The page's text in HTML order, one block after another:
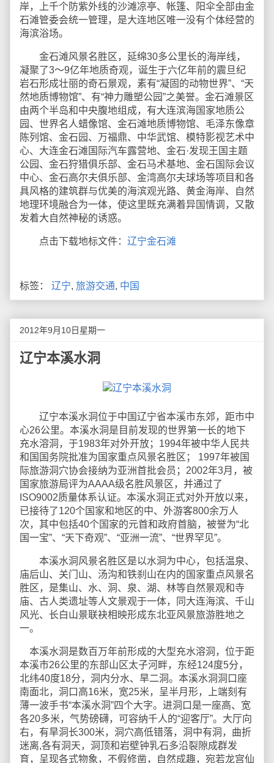
岸，上千个防紫外线的沙滩凉亭、帐篷、阳伞全部由金
石滩管委会统一管理，是大连地区唯一没有个体经营的
海滨浴场。
金石滩风景名胜区，延绵30多公里长的海岸线，
凝聚了3～9亿年地质奇观，诞生于六亿年前的震旦纪
岩石形成壮丽的奇石景观，素有“凝固的动物世界”、“天
然地质博物馆”、有“神力雕塑公园”之美誉。金石滩景区
由两个半岛和中央腹地组成，有大连滨海国家地质公
园、世界名人蜡像馆、金石滩地质博物馆、毛泽东像章
陈列馆、金石园、万福鼎、中华武馆、模特影视艺术中
心、大连金石滩国际汽车露营地、金石·发现王国主题
公园、金石狩猎俱乐部、金石马术基地、金石国际会议
中心、金石高尔夫俱乐部、金湾高尔夫球场等项目和各
具风格的建筑群与优美的海滨观光路、黄金海岸、自然
地理环境融合为一体，使这里既充满着异国情调，又散
发着大自然神秘的诱惑。
点击下载地标文件： 辽宁金石滩
标签： 辽宁, 旅游交通, 中国
2012年9月10日星期一
辽宁本溪水洞
辽宁本溪水洞位于中国辽宁省本溪市东郊，距市中
心26公里。本溪水洞是目前发现的世界第一长的地下
充水溶洞，于1983年对外开放；1994年被中华人民共
和国国务院批准为国家重点风景名胜区； 1997年被国
际旅游洞穴协会接纳为亚洲首批会员；2002年3月，被
国家旅游局评为AAAA级名胜风景区，并通过了
ISO9002质量体系认证。本溪水洞正式对外开放以来，
已接待了120个国家和地区的中、外游客800余万人
次，其中包括40个国家的元首和政府首脑，被誉为“北
国一宝”、“天下奇观”、“亚洲一流”、“世界罕见”。
本溪水洞风景名胜区是以水洞为中心，包括温泉、
庙后山、关门山、汤沟和铁刹山在内的国家重点风景名
胜区，是集山、水、洞、泉、湖、林等自然景观和寺
庙、古人类遗址等人文景观于一体，同大连海滨、千山
风光、长白山景联袂相映形成东北亚风景旅游胜地之
一。
本溪水洞是数百万年前形成的大型充水溶洞，位于距
本溪市26公里的东部山区太子河畔，东经124度5分，
北纬40度18分，洞内分水、旱二洞。本溪水洞洞口座
南面北，洞口高16米，宽25米，呈半月形，上端刻有
薄一波手书“本溪水洞”四个大字。进洞口是一座高、宽
各20多米，气势磅礴，可容纳千人的“迎客厅”。大厅向
右，有旱洞长300米，洞穴高低错落，洞中有洞，曲折
迷离,各有洞天，洞顶和岩壁钟乳石多沿裂隙成群发
育，呈现各式物象，不假修凿，自然成趣，宛若龙宫仙